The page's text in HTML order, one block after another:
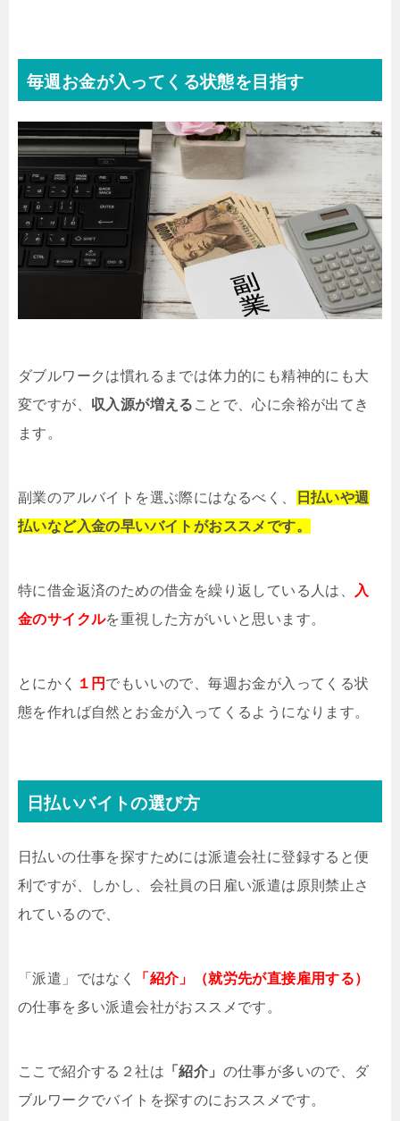
毎週お金が入ってくる状態を目指す
ダブルワークは慣れるまでは体力的にも精神的にも大
変ですが、 収入源が増える ことで、心に余裕が出てき
ます。
副業のアルバイトを選ぶ際にはなるべく、
日払いや週
払いなど入金の早いバイトがおススメです。
特に借金返済のための借金を繰り返している人は、
入
金のサイクルを重視した方がいいと思います。
とにかく １円 でもいいので、毎週お金が入ってくる状
態を作れば自然とお金が入ってくるようになります。
日払いバイトの選び方
日払いの仕事を探すためには派遣会社に登録すると便
利ですが、しかし、会社員の日雇い派遣は原則禁止さ
れているので、
「派遣」ではなく
「紹介」（就労先が直接雇用する）
の仕事を多い派遣会社がおススメです。
ここで紹介する２社は 「紹介」 の仕事が多いので、ダ
ブルワークでバイトを探すのにおススメです。